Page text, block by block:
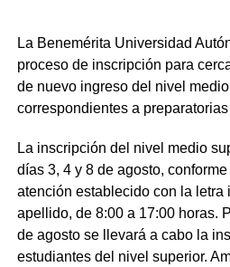
La Benemérita Universidad
proceso de inscripción para
de nuevo ingreso del nivel
correspondientes a
La inscripción del nivel medio
días 3, 4 y 8 de agosto,
atención establecido con la letra
apellido, de 8:00 a 17:00 horas.
de agosto se llevará a cabo la
estudiantes del nivel superior.